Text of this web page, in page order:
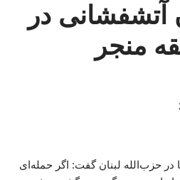
در
منجر
در حزب‌الله لبنان گفت: اگر حمله‌ای